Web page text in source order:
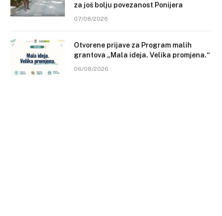
za još bolju povezanost Ponijera
07/08/2026
Otvorene prijave za Program malih
grantova „Mala ideja. Velika promjena.“
06/08/2026